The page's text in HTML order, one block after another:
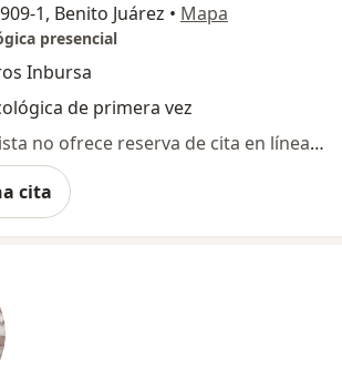
1, Benito Juárez • Mapa
presencial
Inbursa
de primera vez
Este especialista no ofrece reserva de cita en línea en esta dirección.
cita